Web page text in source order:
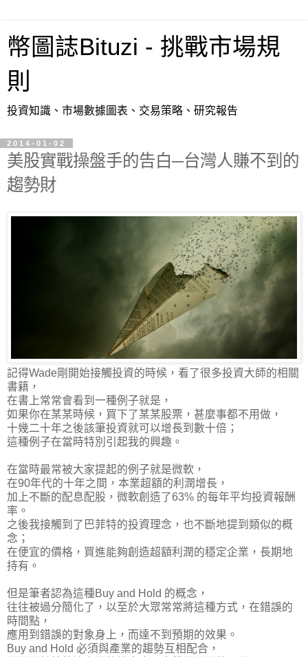
幣圖誌Bituzi - 挑戰市場規
則
投資知識、市場數據圖表、交易策略、研究報告
2014-01-02
美股實戰操盤手的告白─台灣人賺不到的
趨勢財
記得Wade剛開始接觸投資的時候，看了很多投資大師的相關
書籍，
在書上常常會看到一種例子就是，
如果你在某某時候，買下了某某股票，甚麼事都不用做，
十幾二十年之後該筆投資就可以增長到數十倍；
這種例子在當時特別引起我的興趣。
在當時最常被大家提起的例子就是微軟，
在90年代的十年之間，本業超額的利潤增長，
加上不斷的配息配股， 微軟創造了63% 的每年平均投資報酬
率 。
之後我接觸到了巴菲特的投資理念，也不斷地提到類似的概
念；
在便宜的價格，買進能夠創造超額利潤的穩定企業，長期地
持有。
但是筆者認為這種Buy and Hold 的概念，
往往被過分簡化了，以至於大眾常常將這種方式，在錯誤的
時間點，
應用到錯誤的對象身上，而達不到預期的效果。
Buy and Hold 必須與產業的趨勢互相配合，